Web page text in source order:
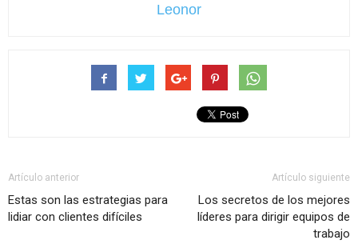
Leonor
Artículo anterior
Estas son las estrategias para
lidiar con clientes difíciles
Artículo siguiente
Los secretos de los mejores
líderes para dirigir equipos de
trabajo